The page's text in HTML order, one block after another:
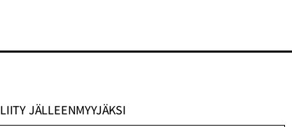
LIITY JÄLLEENMYYJÄKSI